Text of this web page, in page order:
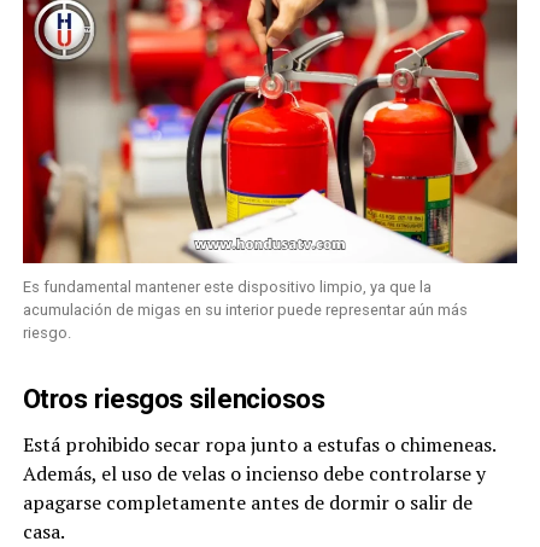
Es fundamental mantener este dispositivo limpio, ya que la
acumulación de migas en su interior puede representar aún más
riesgo.
Otros riesgos silenciosos
Está prohibido secar ropa junto a estufas o chimeneas.
Además, el uso de velas o incienso debe controlarse y
apagarse completamente antes de dormir o salir de
casa.